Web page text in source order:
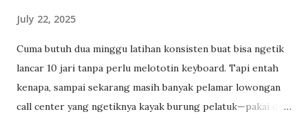
July 22, 2025
Cuma butuh dua minggu latihan konsisten buat bisa ngetik
lancar 10 jari tanpa perlu melototin keyboard. Tapi entah
kenapa, sampai sekarang masih banyak pelamar lowongan
call center yang ngetiknya kayak burung pelatuk—pakai dua